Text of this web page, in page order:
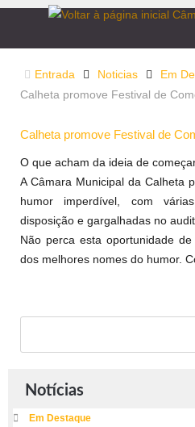
Entrada Noticias
Em
Calheta promove Festival de
Calheta promove Festival de
O que acham da ideia de
A Câmara Municipal da Calheta
humor imperdível, com
disposição e gargalhadas no
Não perca esta oportunidade
dos melhores nomes do humor.
Notícias
Em Destaque